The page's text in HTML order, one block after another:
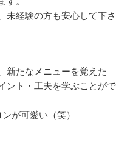
未経験の方も安心して下さ
新たなメニューを覚えた
ント・工夫を学ぶことがで
が可愛い（笑）